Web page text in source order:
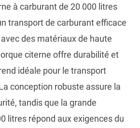
à carburant de 20 000 litres
transport de carburant efficace
des matériaux de haute
citerne offre durabilité et
idéale pour le transport
conception robuste assure la
tandis que la grande
litres répond aux exigences du